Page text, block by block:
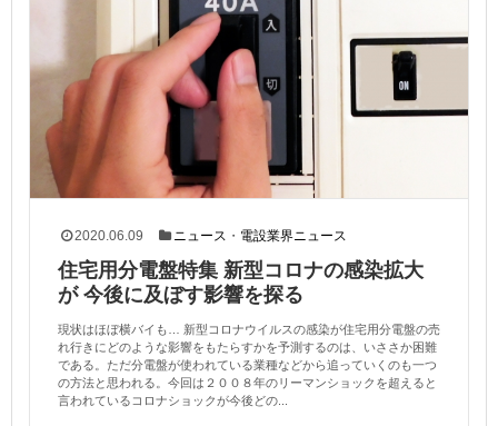
2020.06.09 ニュース ・ 電設業界ニュース
住宅用分電盤特集 新型コロナの感染拡大
が 今後に及ぼす影響を探る
現状はほぼ横バイも… 新型コロナウイルスの感染が住宅用分電盤の売
れ行きにどのような影響をもたらすかを予測するのは、いささか困難
である。ただ分電盤が使われている業種などから追っていくのも一つ
の方法と思われる。今回は２００８年のリーマンショックを超えると
言われているコロナショックが今後どの...